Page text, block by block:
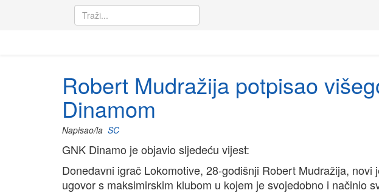
Robert Mudražija potpisao
Dinamom
Napisao/la SC
GNK Dinamo je objavio sljedeću vijest:
Donedavni igrač Lokomotive, 28-godišnji Robert Mudražija,
ugovor s maksimirskim klubom u kojem je svojedobno i načinio